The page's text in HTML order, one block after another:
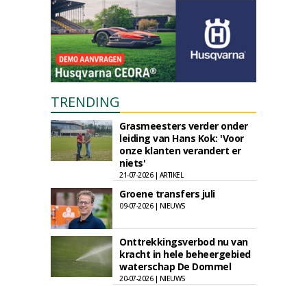
TRENDING
Grasmeesters verder onder
leiding van Hans Kok: 'Voor
onze klanten verandert er
niets'
21-07-2026 | ARTIKEL
Groene transfers juli
09-07-2026 | NIEUWS
Onttrekkingsverbod nu van
kracht in hele beheergebied
waterschap De Dommel
20-07-2026 | NIEUWS